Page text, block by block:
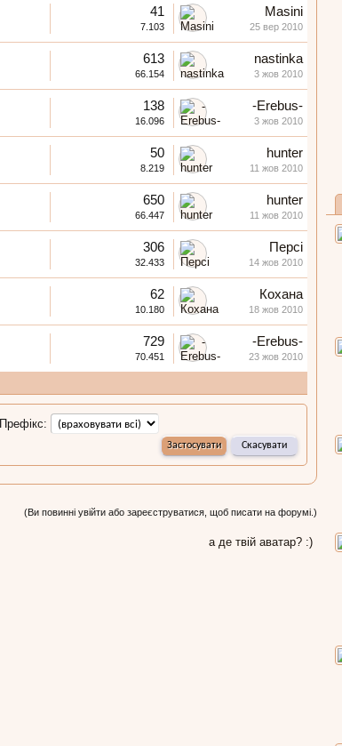
41
7.103
Masini
25 вер 2010
613
66.154
nastinka
3 жов 2010
138
16.096
-Erebus-
3 жов 2010
50
8.219
hunter
11 жов 2010
650
66.447
hunter
11 жов 2010
306
32.433
Персі
14 жов 2010
62
10.180
Кохана
18 жов 2010
729
70.451
-Erebus-
23 жов 2010
Префікс:
(Ви повинні увійти або зареєструватися, щоб писати на форумі.)
а де твій аватар? :)